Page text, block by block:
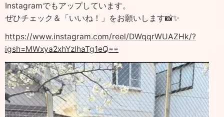
Instagramでもアップしています。
ぜひチェック＆「いいね！」をお願いします📸✨
https://www.instagram.com/reel/DWqqrWUAZHk/?
igsh=MWxya2xhYzlhaTg1eQ==